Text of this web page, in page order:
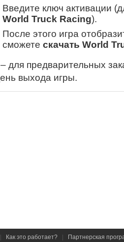
Введите ключ активации
World Truck Racing).
После этого игра
сможете скачать World
для предварительных
выхода игры.
Как это работает? Партнерская